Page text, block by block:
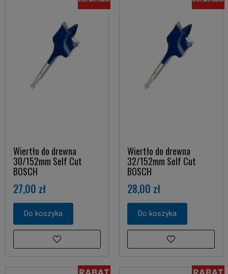
Wiertło do drewna
30/152mm Self Cut
BOSCH
27,00 zł
Do koszyka
Wiertło do drewna
32/152mm Self Cut
BOSCH
28,00 zł
Do koszyka